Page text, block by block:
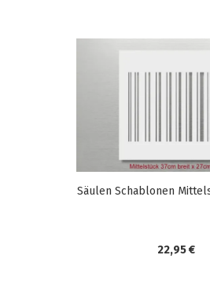
Säulen Schablonen
22,95 €